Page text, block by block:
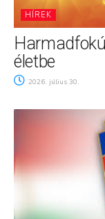
HÍREK
életbe
2026. július 30.